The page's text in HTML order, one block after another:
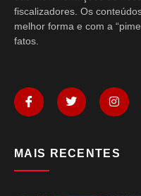
fiscalizadores. Os
melhor forma e com a
fatos.
MAIS RECENTES